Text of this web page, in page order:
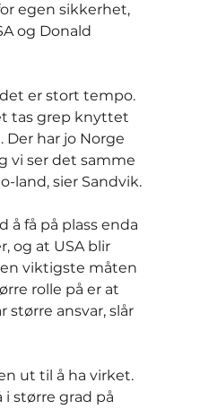
egen sikkerhet,
og Donald
er stort tempo.
tas grep knyttet
Der har jo Norge
vi ser det samme
land, sier Sandvik.
å få på plass enda
og at USA blir
viktigste måten
rolle på er at
større ansvar, slår
ut til å ha virket.
i større grad på